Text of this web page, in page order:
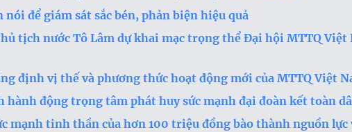
nói để giám sát sắc bén, phản biện hiệu quả
tịch nước Tô Lâm dự khai mạc trọng thể Đại hội MTTQ Việt
định vị thế và phương thức hoạt động mới của MTTQ Việt
hành động trọng tâm phát huy sức mạnh đại đoàn kết toàn
mạnh tinh thần của hơn 100 triệu đồng bào thành nguồn lực